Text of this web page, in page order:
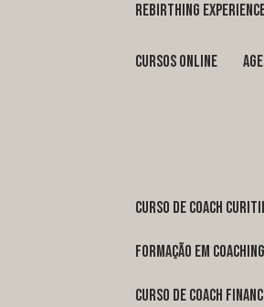
REBIRTHING
Cursos Online
curso de coach
formação em
curso de coach